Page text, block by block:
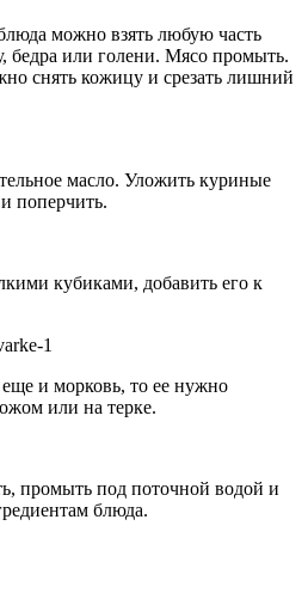
можно взять любую часть
бедра или голени. Мясо промыть.
снять кожицу и срезать лишний
масло. Уложить куриные
поперчить.
кубиками, добавить его к
и морковь, то ее нужно
или на терке.
промыть под поточной водой и
блюда.